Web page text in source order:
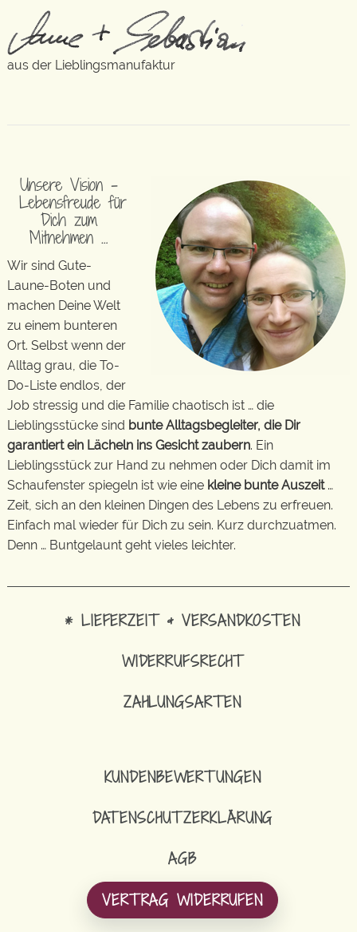
aus der Lieblingsmanufaktur
Unsere Vision –
Lebensfreude für
Dich zum
Mitnehmen …
Wir sind Gute-
Laune-Boten und
machen Deine Welt
zu einem bunteren
Ort. Selbst wenn der
Alltag grau, die To-
Do-Liste endlos, der
Job stressig und die Familie chaotisch ist … die
Lieblingsstücke sind bunte Alltagsbegleiter, die Dir
garantiert ein Lächeln ins Gesicht zaubern. Ein
Lieblingsstück zur Hand zu nehmen oder Dich damit im
Schaufenster spiegeln ist wie eine kleine bunte Auszeit…
Zeit, sich an den kleinen Dingen des Lebens zu erfreuen.
Einfach mal wieder für Dich zu sein. Kurz durchzuatmen.
Denn … Buntgelaunt geht vieles leichter.
* LIEFERZEIT & VERSANDKOSTEN
WIDERRUFSRECHT
ZAHLUNGSARTEN
KUNDENBEWERTUNGEN
DATENSCHUTZERKLÄRUNG
AGB
VERTRAG WIDERRUFEN